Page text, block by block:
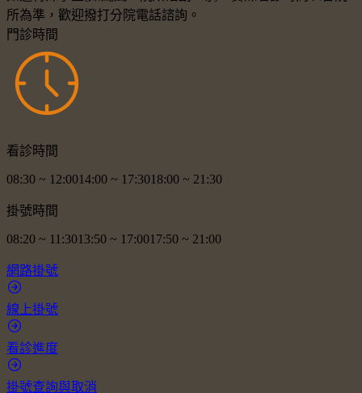
所為準，歡迎撥打分院電話諮詢。
門診時間
看診時間
08:30 ~ 12:0014:00 ~ 17:3018:00 ~ 21:30
掛號時間
08:20 ~ 11:3013:50 ~ 17:0017:50 ~ 21:00
網路掛號
線上掛號
看診進度
掛號查詢與取消